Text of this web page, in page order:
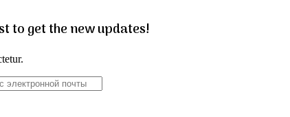
to get the new updates!